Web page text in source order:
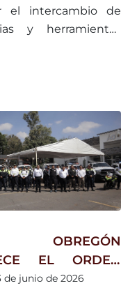
el intercambio de
y herramientas
OBREGÓN
EL ORDEN
SEGURIDAD CON
de junio de 2026